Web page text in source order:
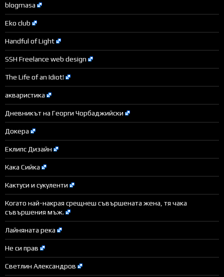
blogmasa
Eko club
Handful of Light
SSH Freelance web design
The Life of an Idiot!
акваристика
Дневникът на Георги Чорбаджийски
Докера
Еклипс Дизайн
Кака Сийка
Кактуси и сукуленти
Когато най-накрая срещнеш съвършената жена, тя чака
съвършения мъж.
Лайняната река
Не си прав
Светлин Александров